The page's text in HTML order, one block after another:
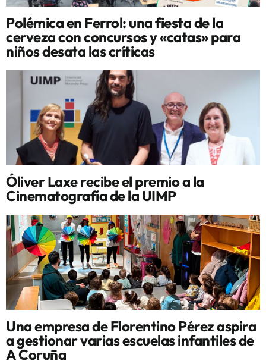
Polémica en Ferrol: una fiesta de la
cerveza con concursos y «catas» para
niños desata las críticas
Óliver Laxe recibe el premio a la
Cinematografía de la UIMP
Una empresa de Florentino Pérez aspira
a gestionar varias escuelas infantiles de
A Coruña